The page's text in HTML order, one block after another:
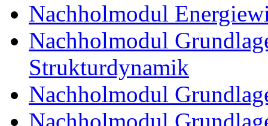
Nachholmodul
Nachholmodul
Strukturdynamik
Nachholmodul